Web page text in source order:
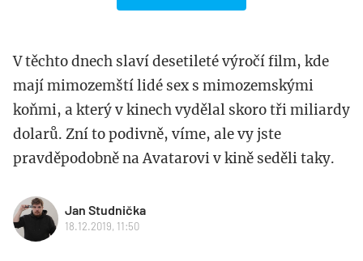
V těchto dnech slaví desetileté výročí film, kde
mají mimozemští lidé sex s mimozemskými
koňmi, a který v kinech vydělal skoro tři miliardy
dolarů. Zní to podivně, víme, ale vy jste
pravděpodobně na Avatarovi v kině seděli taky.
Jan Studnička
18.12.2019, 11:50